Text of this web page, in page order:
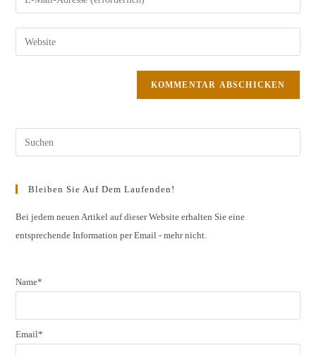
oder
Benutzernamen
deine
Mail-
ein
Gib
deine
Bleiben Sie Auf Dem Laufenden!
Bei jedem neuen Artikel auf dieser Website erhalten Sie eine
entsprechende Information per Email - mehr nicht.
Name*
Email*